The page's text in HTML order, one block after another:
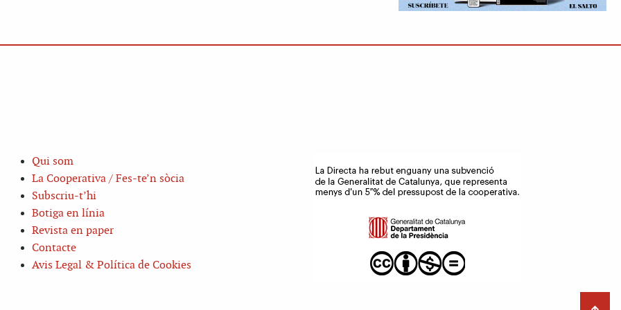
Qui som
La Cooperativa / Fes-te’n sòcia
Subscriu-t’hi
Botiga en línia
Revista en paper
Contacte
Avis Legal & Política de Cookies